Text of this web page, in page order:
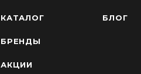
КАТАЛОГ
БРЕНДЫ
АКЦИИ
БЛОГ